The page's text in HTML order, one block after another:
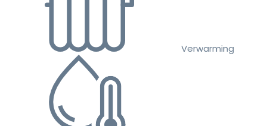
Verwarming